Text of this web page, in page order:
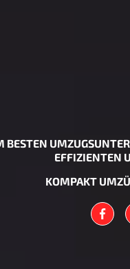
EFFIZIENTEN
KOMPAKT